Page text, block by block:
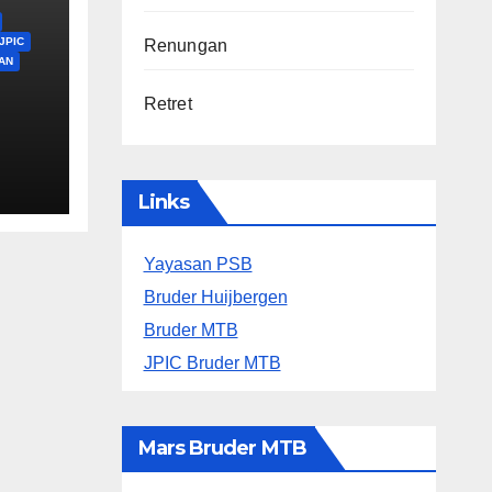
JPIC
Renungan
Retret
Links
Yayasan PSB
Bruder Huijbergen
Bruder MTB
JPIC Bruder MTB
Mars Bruder MTB